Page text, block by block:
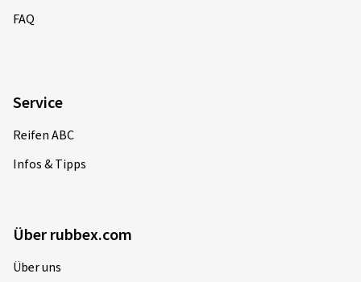
FAQ
Service
Reifen ABC
Infos & Tipps
Über rubbex.com
Über uns